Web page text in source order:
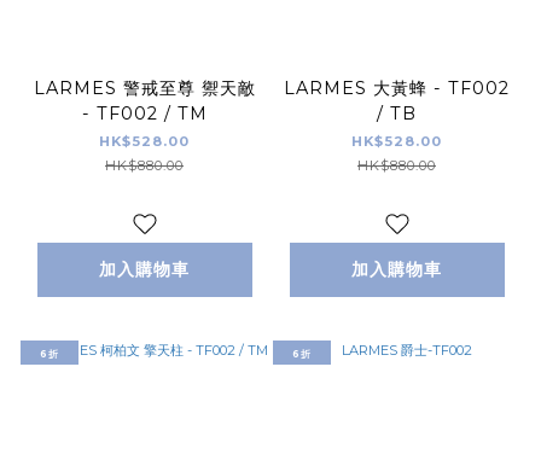
LARMES 警戒至尊 禦天敵
- TF002 / TM
HK$528.00
HK$880.00
加入購物車
LARMES 大黃蜂 - TF002
/ TB
HK$528.00
HK$880.00
加入購物車
6折 6折